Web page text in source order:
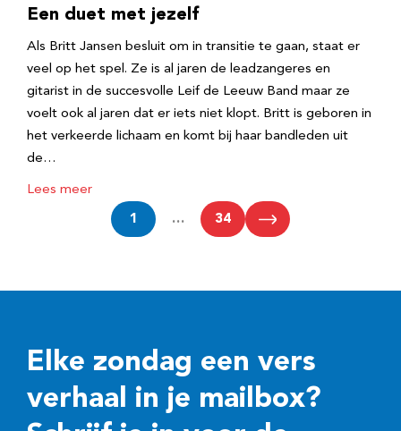
Een duet met jezelf
Als Britt Jansen besluit om in transitie te gaan, staat er
veel op het spel. Ze is al jaren de leadzangeres en
gitarist in de succesvolle Leif de Leeuw Band maar ze
voelt ook al jaren dat er iets niet klopt. Britt is geboren in
het verkeerde lichaam en komt bij haar bandleden uit
de…
Lees meer
1 … 34
Elke zondag een vers
verhaal in je mailbox?